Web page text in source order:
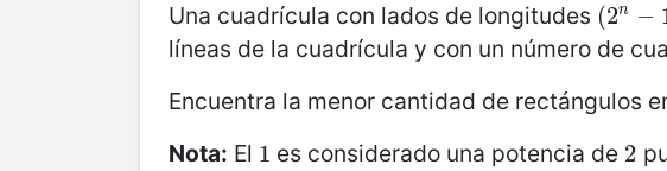
Una cuadrícula con lados de longitudes (2n −
(2n −1 )
líneas de la cuadrícula y con un número de
Encuentra la menor cantidad de rectángulos
Nota: El 1
1 es considerado una potencia de 2
2